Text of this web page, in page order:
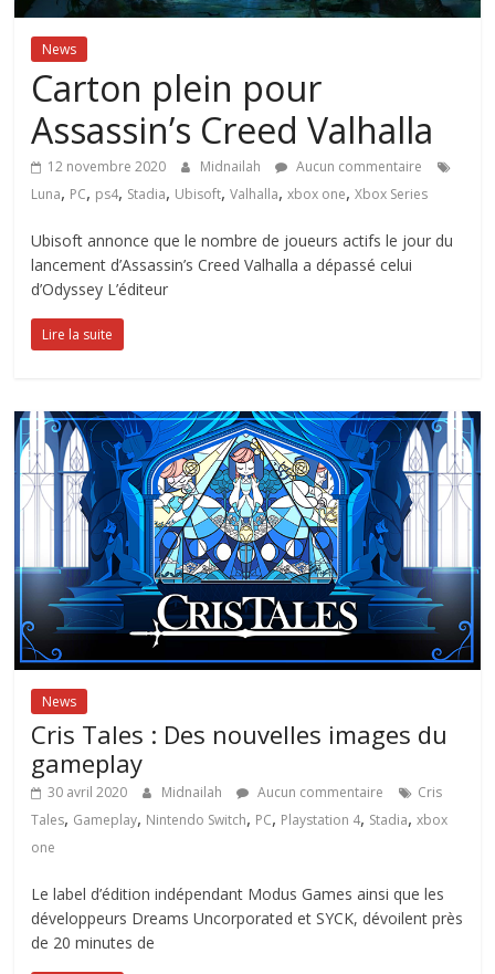
News
Carton plein pour
Assassin’s Creed Valhalla
12 novembre 2020 Midnailah
Aucun commentaire
Luna, PC, ps4, Stadia, Ubisoft,Valhalla,xbox one,Xbox Series
Ubisoft annonce que le nombre de joueurs actifs le jour du
lancement d’Assassin’s Creed Valhalla a dépassé celui
d’Odyssey L’éditeur
Lire la suite
News
Cris Tales : Des nouvelles images du
gameplay
30 avril 2020 Midnailah Aucun commentaire
Cris
Tales, Gameplay, Nintendo Switch, PC, Playstation 4, Stadia,xbox
one
Le label d’édition indépendant Modus Games ainsi que les
développeurs Dreams Uncorporated et SYCK, dévoilent près
de 20 minutes de